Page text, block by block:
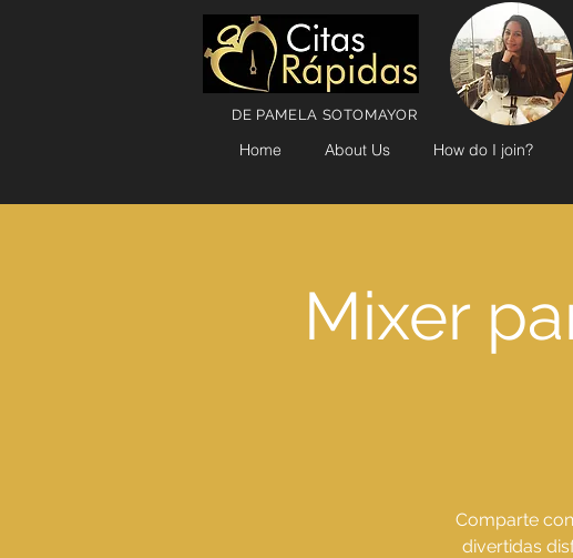
Home About Us How do I join?
DE PAMELA SOTOMAYOR
Mixer
Comparte
divertidas